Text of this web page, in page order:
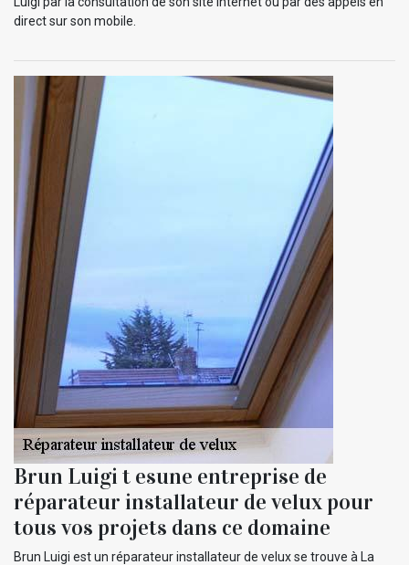
direct sur son mobile.
Brun Luigi t esune entreprise de
réparateur installateur de velux pour
tous vos projets dans ce domaine
Brun Luigi est un réparateur installateur de velux se trouve à La